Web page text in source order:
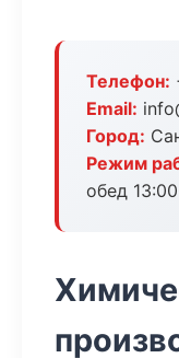
Телефон:
Email:
Город:
Режим
обед